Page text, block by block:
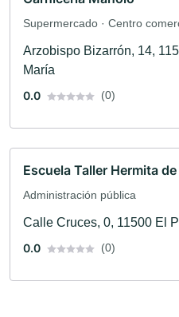
Supermercado · Centro
Arzobispo Bizarrón, 14,
María
0.0
(0)
Escuela Taller Hermita
Administración pública
Calle Cruces, 0, 11500 El
0.0
(0)